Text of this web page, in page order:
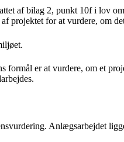
af bilag 2, punkt 10f i lov
projektet for at vurdere, om
er at vurdere, om et
Anlægsarbejdet